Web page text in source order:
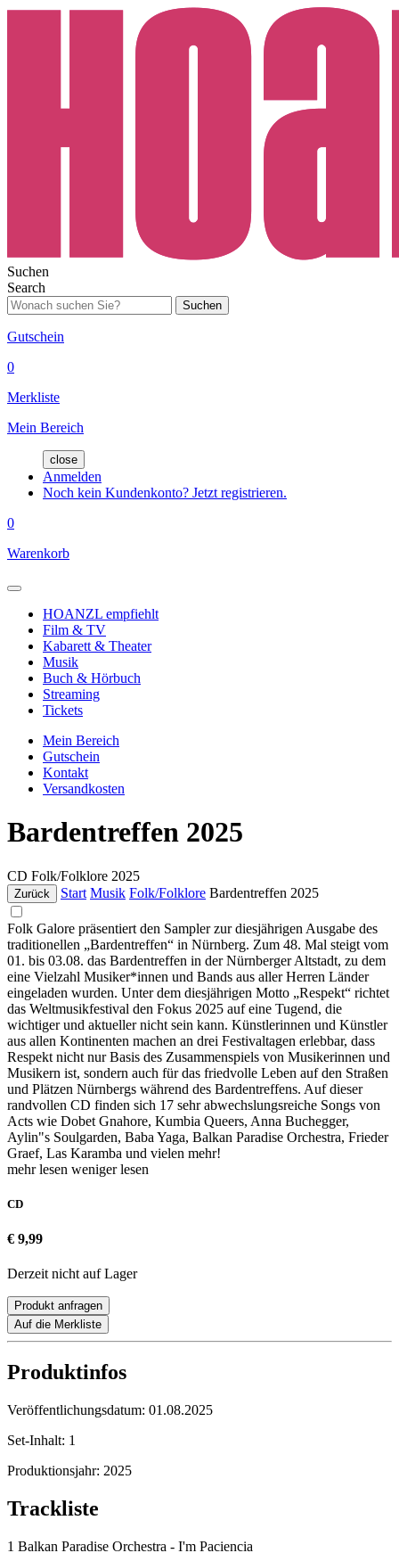
Suchen
Search
Suchen
Gutschein
0
Merkliste
Mein Bereich
close
Anmelden
Noch kein Kundenkonto? Jetzt registrieren.
0
Warenkorb
HOANZL empfiehlt
Film & TV
Kabarett & Theater
Musik
Buch & Hörbuch
Streaming
Tickets
Mein Bereich
Gutschein
Kontakt
Versandkosten
Bardentreffen 2025
CD Folk/Folklore 2025
Zurück Start Musik Folk/Folklore Bardentreffen 2025
Folk Galore präsentiert den Sampler zur diesjährigen Ausgabe des
traditionellen „Bardentreffen“ in Nürnberg. Zum 48. Mal steigt vom
01. bis 03.08. das Bardentreffen in der Nürnberger Altstadt, zu dem
eine Vielzahl Musiker*innen und Bands aus aller Herren Länder
eingeladen wurden. Unter dem diesjährigen Motto „Respekt“ richtet
das Weltmusikfestival den Fokus 2025 auf eine Tugend, die
wichtiger und aktueller nicht sein kann. Künstlerinnen und Künstler
aus allen Kontinenten machen an drei Festivaltagen erlebbar, dass
Respekt nicht nur Basis des Zusammenspiels von Musikerinnen und
Musikern ist, sondern auch für das friedvolle Leben auf den Straßen
und Plätzen Nürnbergs während des Bardentreffens. Auf dieser
randvollen CD finden sich 17 sehr abwechslungsreiche Songs von
Acts wie Dobet Gnahore, Kumbia Queers, Anna Buchegger,
Aylin"s Soulgarden, Baba Yaga, Balkan Paradise Orchestra, Frieder
Graef, Las Karamba und vielen mehr!
mehr lesen weniger lesen
CD
€ 9,99
Derzeit nicht auf Lager
Produkt anfragen
Auf die Merkliste
Produktinfos
Veröffentlichungsdatum: 01.08.2025
Set-Inhalt: 1
Produktionsjahr: 2025
Trackliste
1 Balkan Paradise Orchestra - I'm Paciencia